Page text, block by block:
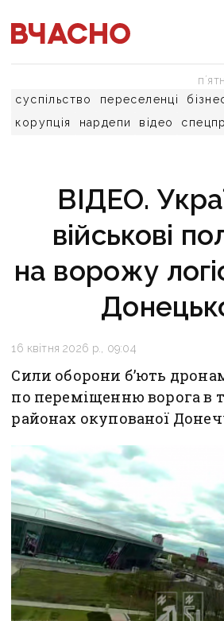
суспільство переселенці
корупція
нардепи відео
ВІДЕО.
військові
на ворожу
16 квітня 2026 р., 09:04
Сили оборони б’ють
по переміщенню ворога в
районах окупованої